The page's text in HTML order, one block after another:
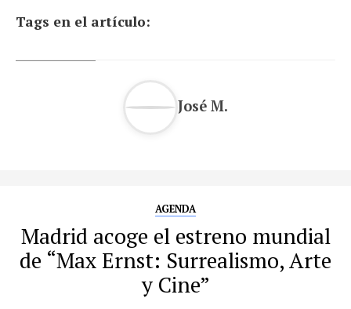
Tags en el artículo:
José M.
AGENDA
Madrid acoge el estreno mundial
de “Max Ernst: Surrealismo, Arte
y Cine”